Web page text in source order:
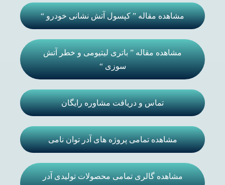
مشاهده مقاله ” کپسول آتش نشانی خودرو “
مشاهده مقاله ” باتری لیتیومی و خطر آتش
سوزی “
تماس و دریافت مشاوره رایگان
مشاهده تمامی پروژه های آدر توان نامی
مشاهده گالری تمامی محصولات تولیدی آدر